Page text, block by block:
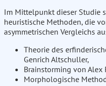
Im Mittelpunkt dieser Studie
heuristische Methoden, die
asymmetrischen Vergleichs
Theorie des
Genrich Altschuller,
Brainstorming von Alex
Morphologische